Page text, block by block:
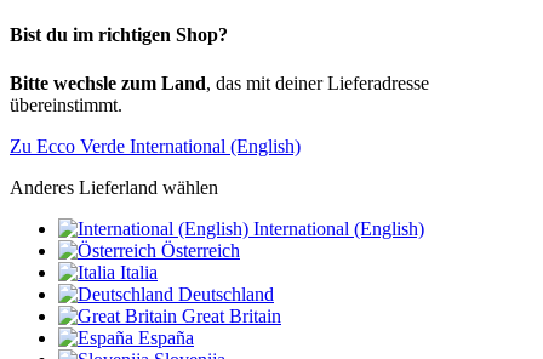
Bist du im richtigen Shop?
Bitte wechsle zum Land, das mit deiner Lieferadresse
übereinstimmt.
Zu Ecco Verde International (English)
Anderes Lieferland wählen
International (English)
Österreich
Italia
Deutschland
Great Britain
España